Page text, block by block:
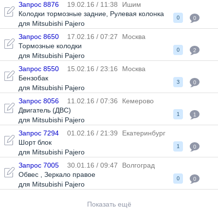
Запрос 8876 19.02.16 / 11:38
Ишим
Колодки тормозные задние Рулевая колонка
для Mitsubishi Pajero
0 0
Запрос 8650 17.02.16 / 07:27
Москва
Тормозные колодки
для Mitsubishi Pajero
0 2
Запрос 8550 15.02.16 / 23:16
Москва
Бензобак
для Mitsubishi Pajero
3 0
Запрос 8056 11.02.16 / 07:36
Кемерово
Двигатель (ДВС)
для Mitsubishi Pajero
1 1
Запрос 7294 01.02.16 / 21:39
Екатеринбург
Шорт блок
для Mitsubishi Pajero
1 0
Запрос 7005 30.01.16 / 09:47
Волгоград
Обвес
Зеркало правое
для Mitsubishi Pajero
0 0
Показать ещё